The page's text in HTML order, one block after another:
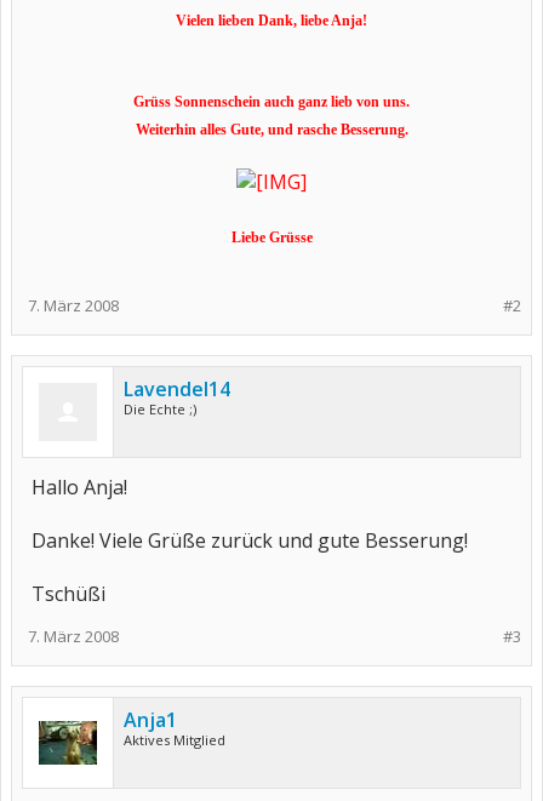
Vielen lieben Dank, liebe Anja!
Grüss Sonnenschein auch ganz lieb von uns.
Weiterhin alles Gute, und rasche Besserung.
Liebe Grüsse
#2
7. März 2008
Lavendel14
Die Echte ;)
Hallo Anja!
Danke! Viele Grüße zurück und gute Besserung!
Tschüßi
#3
7. März 2008
Anja1
Aktives Mitglied